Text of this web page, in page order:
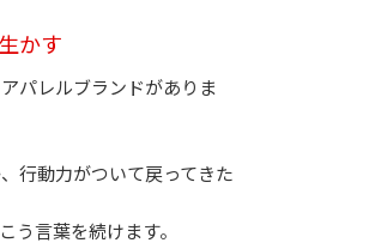
かす
パレルブランドがありま
行動力がついて戻ってきた
う言葉を続けます。